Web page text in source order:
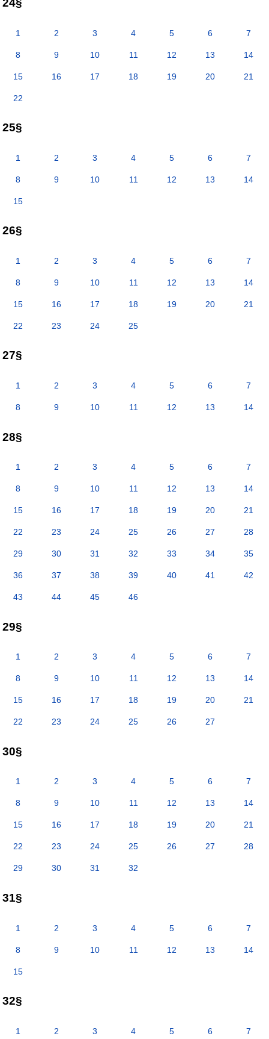
24§
1 2 3 4 5 6 7
8 9 10 11 12 13 14
15 16 17 18 19 20 21
22
25§
1 2 3 4 5 6 7
8 9 10 11 12 13 14
15
26§
1 2 3 4 5 6 7
8 9 10 11 12 13 14
15 16 17 18 19 20 21
22 23 24 25
27§
1 2 3 4 5 6 7
8 9 10 11 12 13 14
28§
1 2 3 4 5 6 7
8 9 10 11 12 13 14
15 16 17 18 19 20 21
22 23 24 25 26 27 28
29 30 31 32 33 34 35
36 37 38 39 40 41 42
43 44 45 46
29§
1 2 3 4 5 6 7
8 9 10 11 12 13 14
15 16 17 18 19 20 21
22 23 24 25 26 27
30§
1 2 3 4 5 6 7
8 9 10 11 12 13 14
15 16 17 18 19 20 21
22 23 24 25 26 27 28
29 30 31 32
31§
1 2 3 4 5 6 7
8 9 10 11 12 13 14
15
32§
1 2 3 4 5 6 7